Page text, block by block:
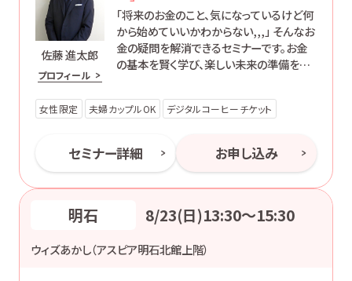
佐藤 進太郎
プロフィール
「将来のお金のこと、気になっているけど何
から始めていいかわからない,,,」 そんなお
金の疑問を解消できるセミナーです。お金
の基本を賢く学び、楽しい未来の準備を始
女性限定 夫婦カップルOK デジタルコーヒーチケット
セミナー詳細 お申し込み
明石 8/23(日)13:30〜15:30
ウィズあかし（アスピア明石北館上階）